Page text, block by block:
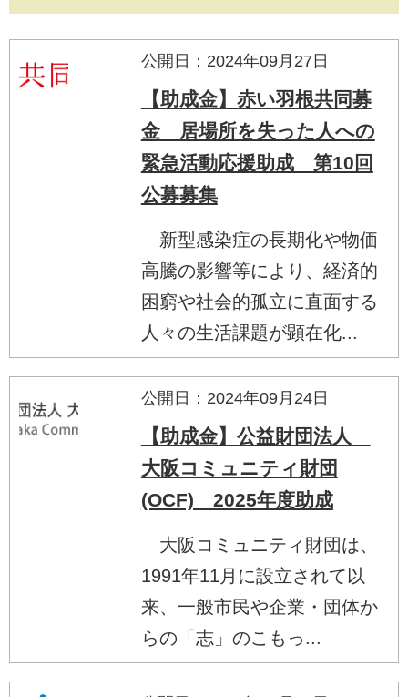
公開日：2024年09月27日
【助成金】赤い羽根共同募
金 居場所を失った人への
緊急活動応援助成 第10回
公募募集
新型感染症の長期化や物価
高騰の影響等により、経済的
困窮や社会的孤立に直面する
人々の生活課題が顕在化...
公開日：2024年09月24日
【助成金】公益財団法人
大阪コミュニティ財団
(OCF) 2025年度助成
大阪コミュニティ財団は、
1991年11月に設立されて以
来、一般市民や企業・団体か
らの「志」のこもっ...